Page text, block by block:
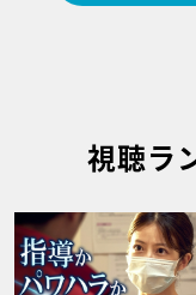
視聴ラ